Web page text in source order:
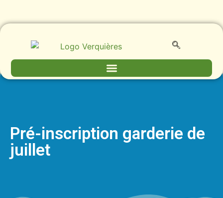
Pré-inscription garderie de
juillet